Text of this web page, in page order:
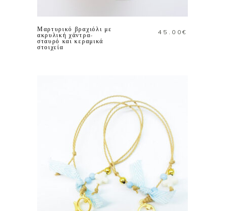
Μαρτυρικό βραχιόλι με
ακρυλική χάντρα-
σταυρό και κεραμικά
στοιχεία
45.00€
ΠΡΟΣΘΗΚΗ ΣΤΟ